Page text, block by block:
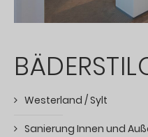
Westerland / Sylt
Sanierung Innen und